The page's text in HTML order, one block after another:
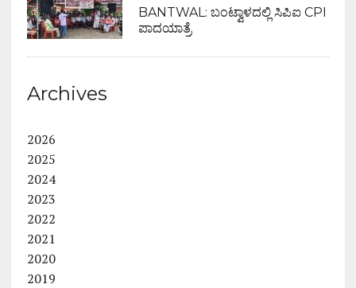
BANTWAL: ಬಂಟ್ವಾಳದಲ್ಲಿ ಸಿಪಿಐ CPI
ಪಾದಯಾತ್ರೆ
Archives
2026
2025
2024
2023
2022
2021
2020
2019